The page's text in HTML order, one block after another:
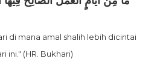
di mana amal shalih lebih dicintai
ini." (HR. Bukhari)